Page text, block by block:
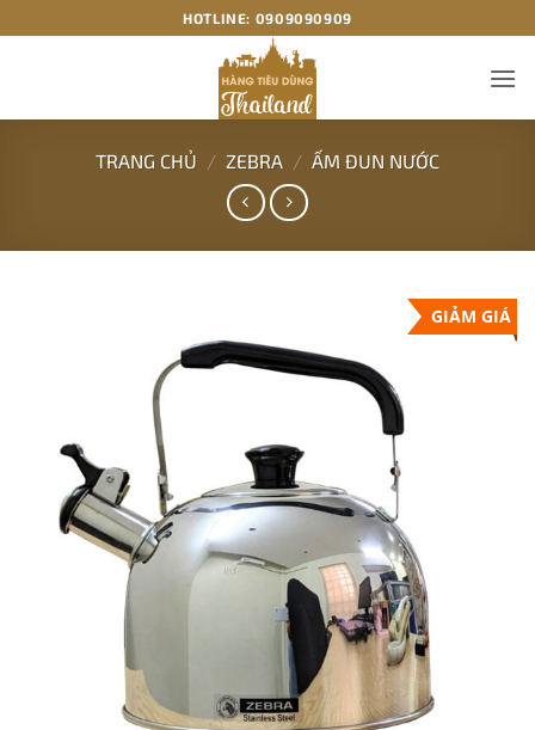
qua
HOTLINE: 0909090909
TRANG CHỦ / ZEBRA / ẤM ĐUN NƯỚC
GIẢM GIÁ